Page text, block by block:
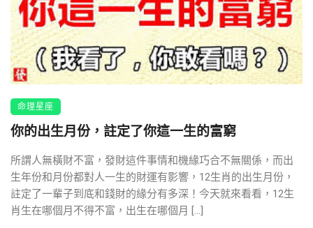
命理星座
你的出生月份，註定了你這一生的富窮
所謂人無橫財不富，發財這件事情和機緣巧合不無關係，而出
生年份和月份都對人一生的財運有影響，12生肖的出生月份，
註定了一輩子到底和錢財的緣分有多深！今天就來看看，12生
肖生在哪個月不得不富，出生在哪個月 […]